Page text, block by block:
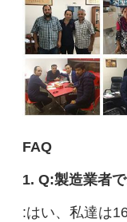
FAQ
1. Q:製造業者で
:はい、私達は